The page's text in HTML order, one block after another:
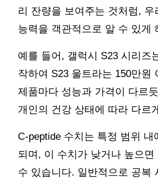
리 잔량을 보여주는 것처럼,
능력을 객관적으로 알 수 있게
예를 들어, 갤럭시 S23 시리즈
작하여 S23 울트라는 150만원
제품마다 성능과 가격이 다르
개인의 건강 상태에 따라 다르
C-peptide 수치는 특정 범위 내
되며, 이 수치가 낮거나 높으
수 있습니다. 일반적으로 공복